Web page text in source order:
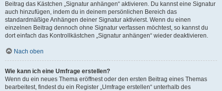
Beitrag das Kästchen „Signatur anhängen“ aktivieren. Du kannst eine Signatur
auch hinzufügen, indem du in deinem persönlichen Bereich das
standardmäßige Anhängen deiner Signatur aktivierst. Wenn du einen
einzelnen Beitrag dennoch ohne Signatur verfassen möchtest, so kannst du
dort einfach das Kontrollkästchen „Signatur anhängen“ wieder deaktivieren.
Nach oben
Wie kann ich eine Umfrage erstellen?
Wenn du ein neues Thema eröffnest oder den ersten Beitrag eines Themas
bearbeitest, findest du ein Register „Umfrage erstellen“ unterhalb des